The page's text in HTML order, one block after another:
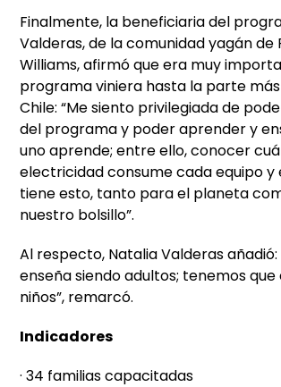
Finalmente, la beneficiaria del
Valderas, de la comunidad yagán de
Williams, afirmó que era muy
programa viniera hasta la parte
Chile: “Me siento privilegiada de
del programa y poder aprender y
uno aprende; entre ello, conocer
electricidad consume cada equipo y
tiene esto, tanto para el planeta
nuestro bolsillo”.
Al respecto, Natalia Valderas añadió:
enseña siendo adultos; tenemos
niños”, remarcó.
Indicadores
· 34 familias capacitadas